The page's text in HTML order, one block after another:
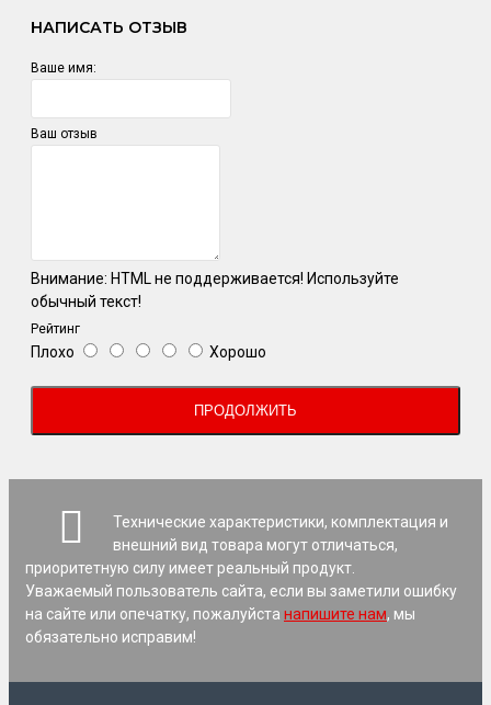
НАПИСАТЬ ОТЗЫВ
Ваше имя:
Ваш отзыв
Внимание: HTML не поддерживается! Используйте
обычный текст!
Рейтинг
Плохо Хорошо
ПРОДОЛЖИТЬ
Технические характеристики, комплектация и
внешний вид товара могут отличаться,
приоритетную силу имеет реальный продукт.
Уважаемый пользователь сайта, если вы заметили ошибку
на сайте или опечатку, пожалуйста напишите нам, мы
обязательно исправим!